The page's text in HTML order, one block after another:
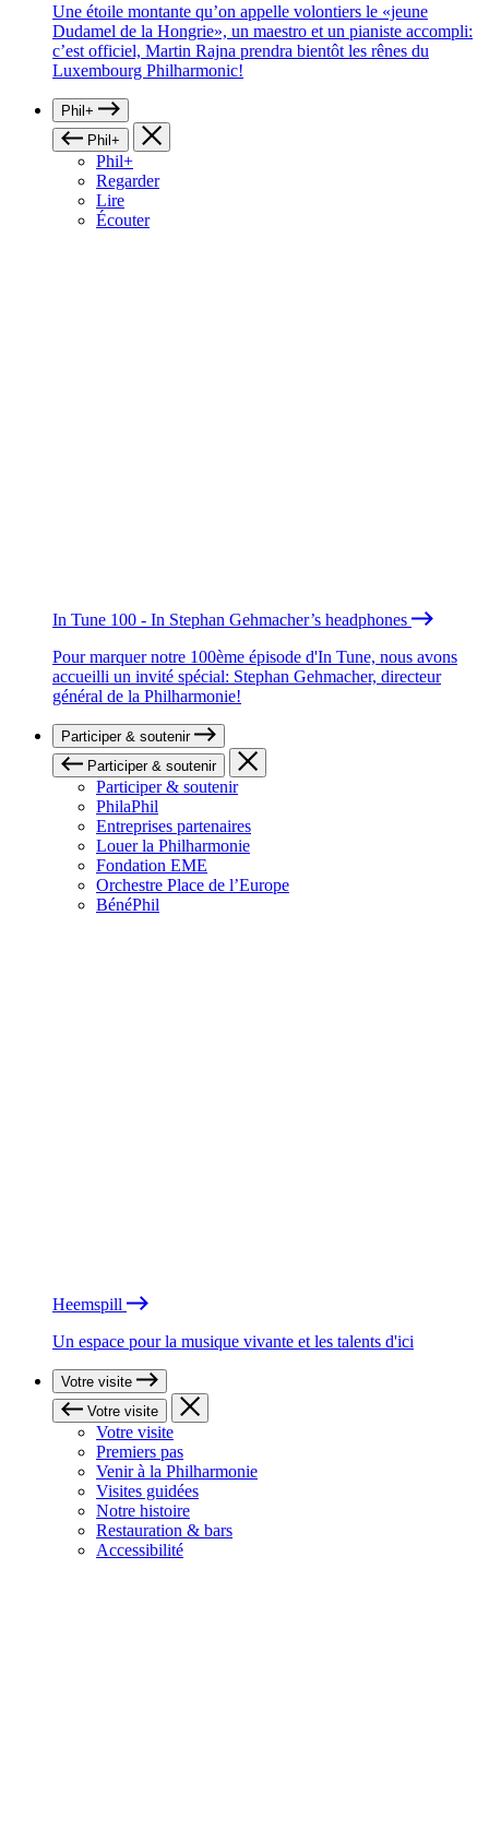
Une étoile montante qu’on appelle volontiers le «jeune
Dudamel de la Hongrie», un maestro et un pianiste accompli:
c’est officiel, Martin Rajna prendra bientôt les rênes du
Luxembourg Philharmonic!
Phil+
Phil+
Phil+
Regarder
Lire
Écouter
In Tune 100 - In Stephan Gehmacher’s headphones
Pour marquer notre 100ème épisode d'In Tune, nous avons
accueilli un invité spécial: Stephan Gehmacher, directeur
général de la Philharmonie!
Participer & soutenir
Participer & soutenir
Participer & soutenir
PhilaPhil
Entreprises partenaires
Louer la Philharmonie
Fondation EME
Orchestre Place de l’Europe
BénéPhil
Heemspill
Un espace pour la musique vivante et les talents d'ici
Votre visite
Votre visite
Votre visite
Premiers pas
Venir à la Philharmonie
Visites guidées
Notre histoire
Restauration & bars
Accessibilité